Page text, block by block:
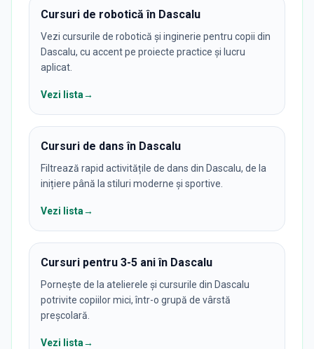
Cursuri de robotică în Dascalu
Vezi cursurile de robotică și inginerie pentru copii din
Dascalu, cu accent pe proiecte practice și lucru
aplicat.
Vezi lista→
Cursuri de dans în Dascalu
Filtrează rapid activitățile de dans din Dascalu, de la
inițiere până la stiluri moderne și sportive.
Vezi lista→
Cursuri pentru 3-5 ani în Dascalu
Pornește de la atelierele și cursurile din Dascalu
potrivite copiilor mici, într-o grupă de vârstă
preșcolară.
Vezi lista→